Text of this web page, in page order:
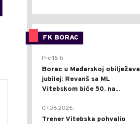
FK BORAC
Pre 15 h
Borac u Mađarskoj obilježava
jubilej: Revanš sa ML
Vitebskom biće 50. na...
07.08.2026.
Trener Vitebska pohvalio